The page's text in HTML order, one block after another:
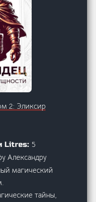
2: Эликсир
Litres: 5
Александру
магический
тайны,